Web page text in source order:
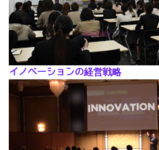
イノベーションの経営戦略